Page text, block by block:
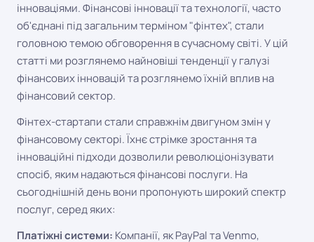
інноваціями. Фінансові інновації та технології, часто
об'єднані під загальним терміном "фінтех", стали
головною темою обговорення в сучасному світі. У цій
статті ми розглянемо найновіші тенденції у галузі
фінансових інновацій та розглянемо їхній вплив на
фінансовий сектор.
Фінтех-стартапи стали справжнім двигуном змін у
фінансовому секторі. Їхнє стрімке зростання та
інноваційні підходи дозволили революціонізувати
спосіб, яким надаються фінансові послуги. На
сьогоднішній день вони пропонують широкий спектр
послуг, серед яких:
Платіжні системи: Компанії, як PayPal та Venmo,